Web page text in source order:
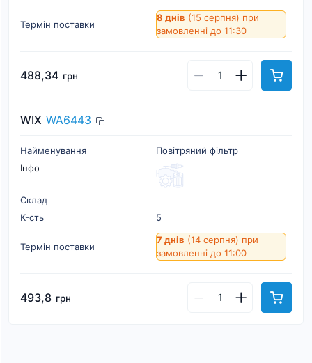
Термін поставки
8 днів (15 серпня) при
замовленні до 11:30
488,34 грн
WIX WA6443
Найменування
Повітряний фільтр
Інфо
Склад
К-cть
5
Термін поставки
7 днів (14 серпня) при
замовленні до 11:00
493,8 грн